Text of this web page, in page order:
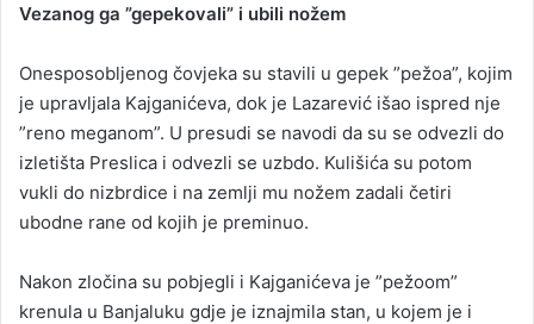
Vezanog ga ”gepekovali” i ubili nožem
Onesposobljenog čovjeka su stavili u gepek ”pežoa”, kojim
je upravljala Kajganićeva, dok je Lazarević išao ispred nje
”reno meganom”. U presudi se navodi da su se odvezli do
izletišta Preslica i odvezli se uzbdo. Kulišića su potom
vukli do nizbrdice i na zemlji mu nožem zadali četiri
ubodne rane od kojih je preminuo.
Nakon zločina su pobjegli i Kajganićeva je ”pežoom”
krenula u Banjaluku gdje je iznajmila stan, u kojem je i